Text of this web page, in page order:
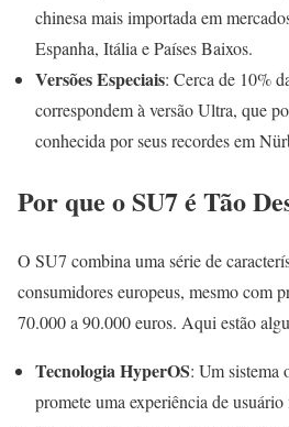
chinesa mais importada em
Espanha, Itália e Países Baixos.
Versões Especiais: Cerca de 10%
correspondem à versão Ultra, que
conhecida por seus recordes em
Por que o SU7 é Tão
O SU7 combina uma série de
consumidores europeus, mesmo com
70.000 a 90.000 euros. Aqui estão
Tecnologia HyperOS: Um sistema
promete uma experiência de